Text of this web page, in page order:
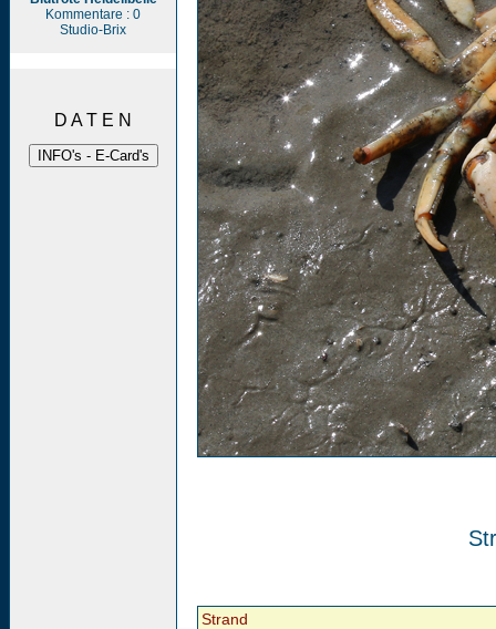
Kommentare : 0
Studio-Brix
D A T E N
Strand